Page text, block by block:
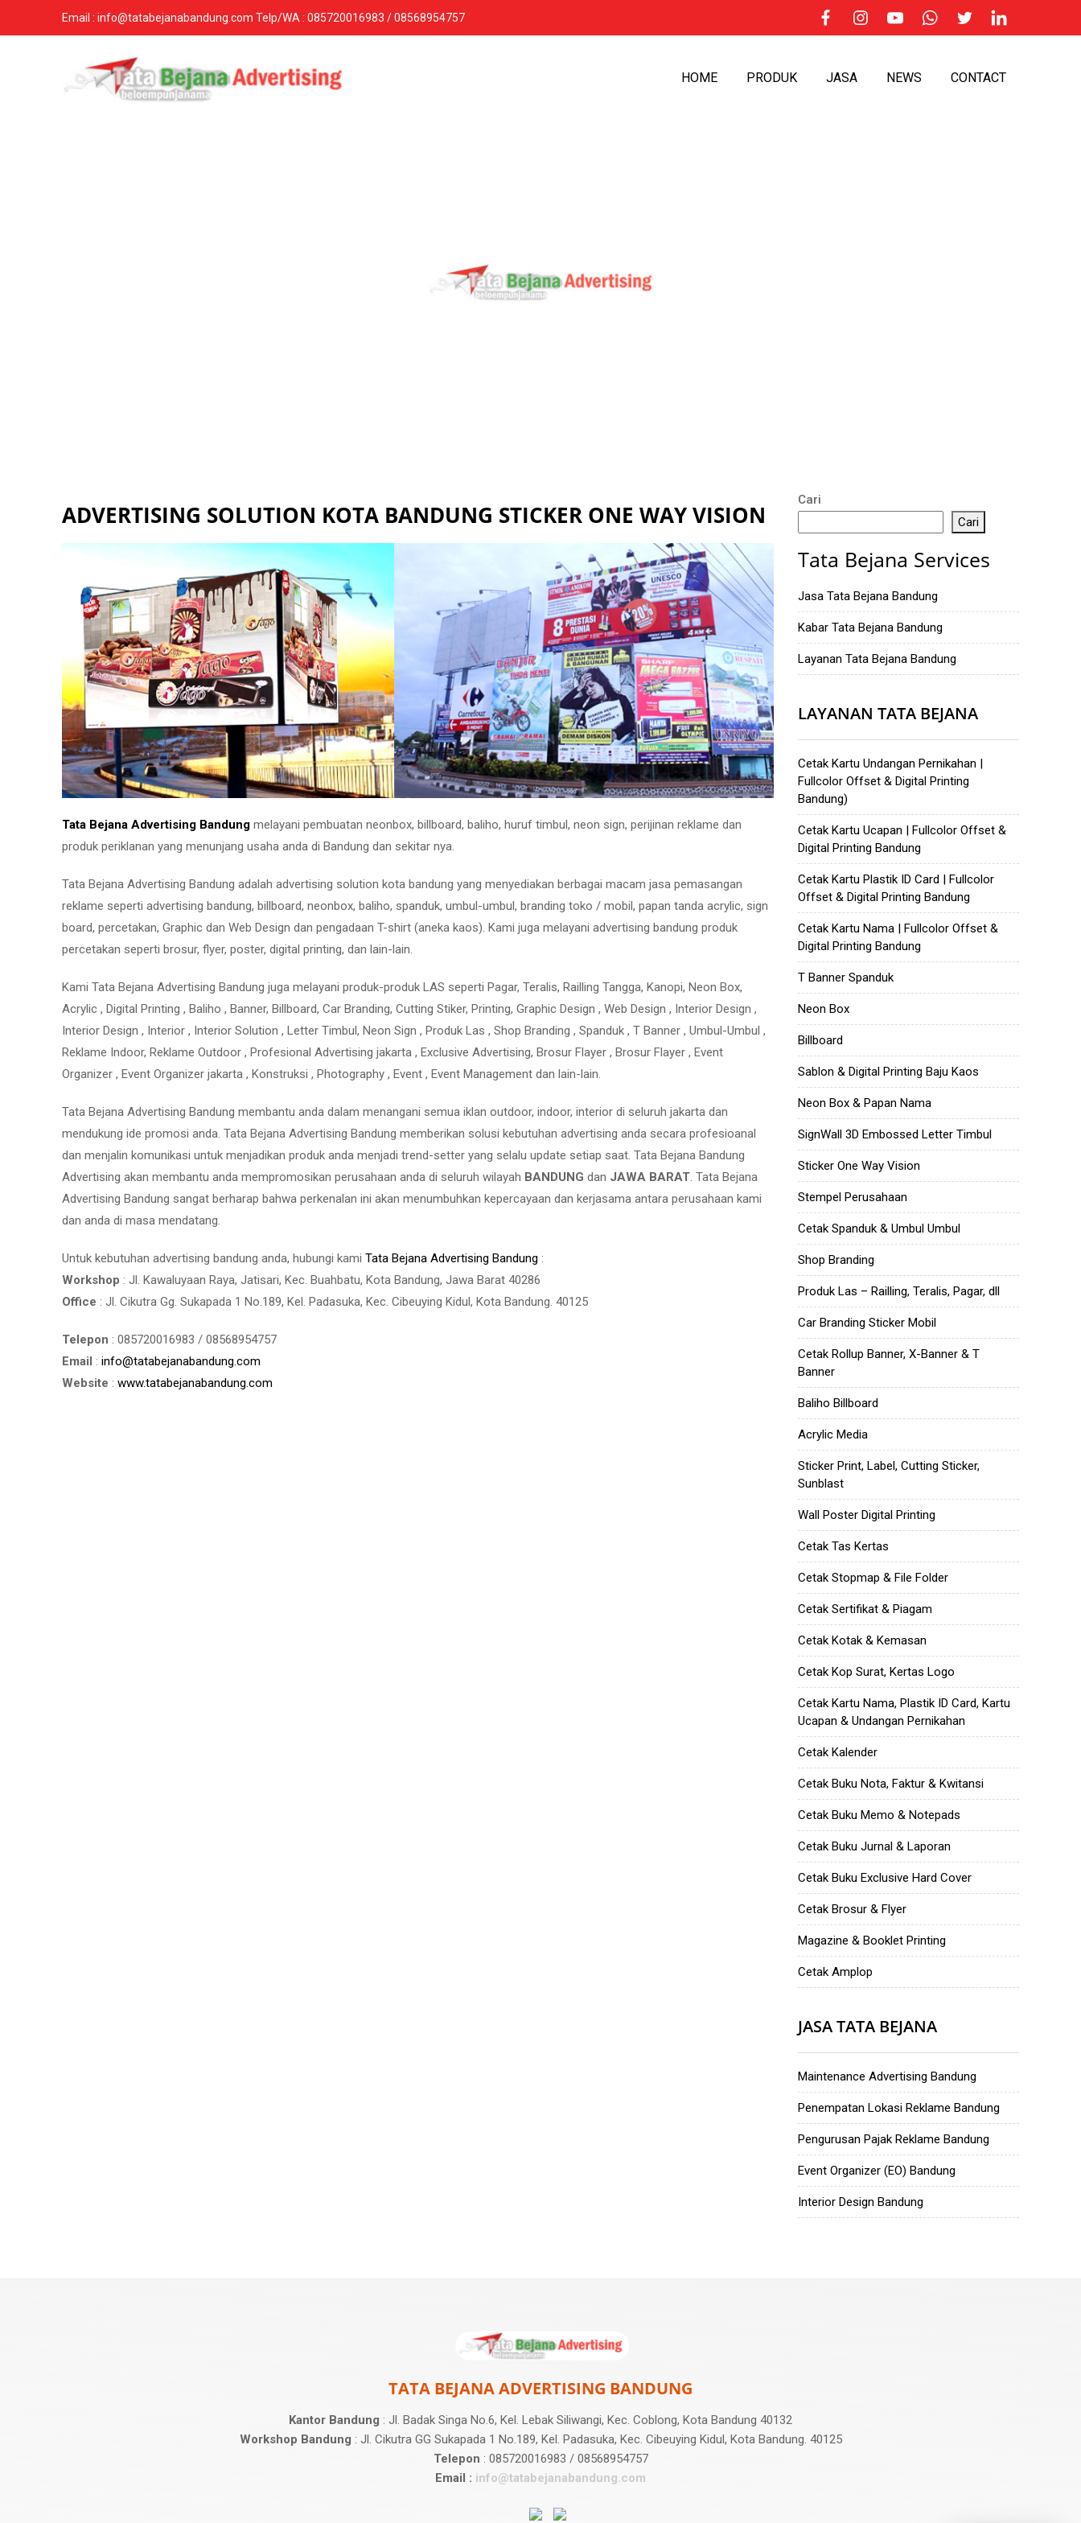
Email : info@tatabejanabandung.com Telp/WA : 085720016983 / 08568954757
HOME PRODUK JASA NEWS CONTACT
ADVERTISING SOLUTION KOTA BANDUNG STICKER ONE WAY VISION
Tata Bejana Advertising Bandung melayani pembuatan neonbox, billboard, baliho, huruf timbul, neon sign, perijinan reklame dan
produk periklanan yang menunjang usaha anda di Bandung dan sekitar nya.
Tata Bejana Advertising Bandung adalah advertising solution kota bandung yang menyediakan berbagai macam jasa pemasangan
reklame seperti advertising bandung, billboard, neonbox, baliho, spanduk, umbul-umbul, branding toko / mobil, papan tanda acrylic, sign
board, percetakan, Graphic dan Web Design dan pengadaan T-shirt (aneka kaos). Kami juga melayani advertising bandung produk
percetakan seperti brosur, flyer, poster, digital printing, dan lain-lain.
Kami Tata Bejana Advertising Bandung juga melayani produk-produk LAS seperti Pagar, Teralis, Railling Tangga, Kanopi, Neon Box,
Acrylic , Digital Printing , Baliho , Banner, Billboard, Car Branding, Cutting Stiker, Printing, Graphic Design , Web Design , Interior Design ,
Interior Design , Interior , Interior Solution , Letter Timbul, Neon Sign , Produk Las , Shop Branding , Spanduk , T Banner , Umbul-Umbul ,
Reklame Indoor, Reklame Outdoor , Profesional Advertising jakarta , Exclusive Advertising, Brosur Flayer , Brosur Flayer , Event
Organizer , Event Organizer jakarta , Konstruksi , Photography , Event , Event Management dan lain-lain.
Tata Bejana Advertising Bandung membantu anda dalam menangani semua iklan outdoor, indoor, interior di seluruh jakarta dan
mendukung ide promosi anda. Tata Bejana Advertising Bandung memberikan solusi kebutuhan advertising anda secara profesioanal
dan menjalin komunikasi untuk menjadikan produk anda menjadi trend-setter yang selalu update setiap saat. Tata Bejana Bandung
Advertising akan membantu anda mempromosikan perusahaan anda di seluruh wilayah BANDUNG dan JAWA BARAT. Tata Bejana
Advertising Bandung sangat berharap bahwa perkenalan ini akan menumbuhkan kepercayaan dan kerjasama antara perusahaan kami
dan anda di masa mendatang.
Untuk kebutuhan advertising bandung anda, hubungi kami Tata Bejana Advertising Bandung :
Workshop : Jl. Kawaluyaan Raya, Jatisari, Kec. Buahbatu, Kota Bandung, Jawa Barat 40286
Office : Jl. Cikutra Gg. Sukapada 1 No.189, Kel. Padasuka, Kec. Cibeuying Kidul, Kota Bandung. 40125
Telepon : 085720016983 / 08568954757
Email : info@tatabejanabandung.com
Website : www.tatabejanabandung.com
Cari
Cari
Tata Bejana Services
Jasa Tata Bejana Bandung
Kabar Tata Bejana Bandung
Layanan Tata Bejana Bandung
LAYANAN TATA BEJANA
Cetak Kartu Undangan Pernikahan |
Fullcolor Offset & Digital Printing
Bandung)
Cetak Kartu Ucapan | Fullcolor Offset &
Digital Printing Bandung
Cetak Kartu Plastik ID Card | Fullcolor
Offset & Digital Printing Bandung
Cetak Kartu Nama | Fullcolor Offset &
Digital Printing Bandung
T Banner Spanduk
Neon Box
Billboard
Sablon & Digital Printing Baju Kaos
Neon Box & Papan Nama
SignWall 3D Embossed Letter Timbul
Sticker One Way Vision
Stempel Perusahaan
Cetak Spanduk & Umbul Umbul
Shop Branding
Produk Las – Railling, Teralis, Pagar, dll
Car Branding Sticker Mobil
Cetak Rollup Banner, X-Banner & T
Banner
Baliho Billboard
Acrylic Media
Sticker Print, Label, Cutting Sticker,
Sunblast
Wall Poster Digital Printing
Cetak Tas Kertas
Cetak Stopmap & File Folder
Cetak Sertifikat & Piagam
Cetak Kotak & Kemasan
Cetak Kop Surat, Kertas Logo
Cetak Kartu Nama, Plastik ID Card, Kartu
Ucapan & Undangan Pernikahan
Cetak Kalender
Cetak Buku Nota, Faktur & Kwitansi
Cetak Buku Memo & Notepads
Cetak Buku Jurnal & Laporan
Cetak Buku Exclusive Hard Cover
Cetak Brosur & Flyer
Magazine & Booklet Printing
Cetak Amplop
JASA TATA BEJANA
Maintenance Advertising Bandung
Penempatan Lokasi Reklame Bandung
Pengurusan Pajak Reklame Bandung
Event Organizer (EO) Bandung
Interior Design Bandung
TATA BEJANA ADVERTISING BANDUNG
Kantor Bandung : Jl. Badak Singa No.6, Kel. Lebak Siliwangi, Kec. Coblong, Kota Bandung 40132
Workshop Bandung : Jl. Cikutra GG Sukapada 1 No.189, Kel. Padasuka, Kec. Cibeuying Kidul, Kota Bandung. 40125
Telepon : 085720016983 / 08568954757
Email : info@tatabejanabandung.com